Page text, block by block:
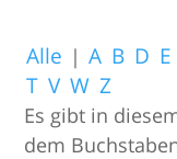
Alle | A B D E
T V W Z
Es gibt in
dem